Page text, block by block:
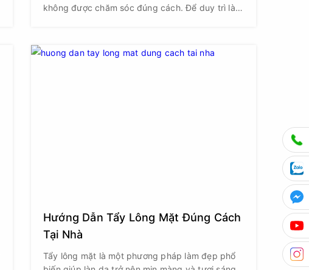
không được chăm sóc đúng cách. Để duy trì làn
hợp lý. Bài viết này sẽ chia sẻ một số lưu ý quan
trọng giúp chăm sóc vùng nách hiệu quả.
Hướng Dẫn Tẩy Lông Mặt Đúng Cách
Tại Nhà
Tẩy lông mặt là một phương pháp làm đẹp phổ